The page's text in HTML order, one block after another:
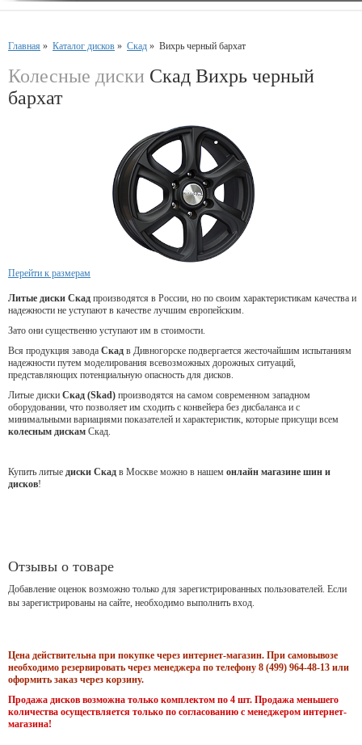
Главная » Каталог дисков » Скад » Вихрь черный бархат
Колесные диски Скад Вихрь черный
бархат
Перейти к размерам
Литые диски Скад производятся в России, но по своим характеристикам качества и
надежности не уступают в качестве лучшим европейским.
Зато они существенно уступают им в стоимости.
Вся продукция завода Скад в Дивногорске подвергается жесточайшим испытаниям
надежности путем моделирования всевозможных дорожных ситуаций,
представляющих потенциальную опасность для дисков.
Литые диски Скад (Skad) производятся на самом современном западном
оборудовании, что позволяет им сходить с конвейера без дисбаланса и с
минимальными вариациями показателей и характеристик, которые присущи всем
колесным дискам Скад.
Купить литые диски Скад в Москве можно в нашем онлайн магазине шин и
дисков!
Отзывы о товаре
Добавление оценок возможно только для зарегистрированных пользователей. Если
вы зарегистрированы на сайте, необходимо выполнить вход.
Цена действительна при покупке через интернет-магазин. При самовывозе
необходимо резервировать через менеджера по телефону 8 (499) 964-48-13 или
оформить заказ через корзину.
Продажа дисков возможна только комплектом по 4 шт. Продажа меньшего
количества осуществляется только по согласованию с менеджером интернет-
магазина!